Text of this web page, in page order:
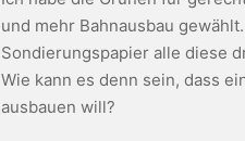
und mehr Bahnausbau
Sondierungspapier alle diese
Wie kann es denn sein, dass
ausbauen will?